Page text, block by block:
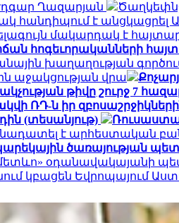
Էդգար Ղազարյան
հանդիպում է անցկացրել
մակարդակ է
հոգեւորականների
խաղաղության
աջակցության վրա
թիվը շուրջ 7
ՌԴ-ն իր
(տեսանյութ)
է արհեստական
ծառայության
օդանավակայանի
կբացեն Եվրոպայում